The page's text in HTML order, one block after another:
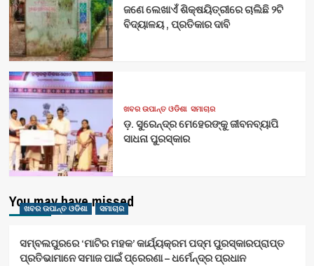
ଜଣେ ଲେଖାଏଁ ଶିକ୍ଷୟିତ୍ରୀରେ ଚାଲିଛି ୨ଟି
ବିଦ୍ୟାଳୟ , ପ୍ରତିକାର ଦାବି
ଖବର ଉପାନ୍ତ ଓଡିଶା ସମାଚାର
ଡ଼. ସୁରେନ୍ଦ୍ର ମେହେରଙ୍କୁ ଜୀବନବ୍ୟାପି
ସାଧନା ପୁରସ୍କାର
You may have missed
ଖବର ଉପାନ୍ତ ଓଡିଶା ସମାଚାର
ସମ୍ବଲପୁରରେ ‘ମାଟିର ମହକ’ କାର୍ଯ୍ୟକ୍ରମ ପଦ୍ମ ପୁରସ୍କାରପ୍ରାପ୍ତ
ପ୍ରତିଭାମାନେ ସମାଜ ପାଇଁ ପ୍ରେରଣା – ଧର୍ମେନ୍ଦ୍ର ପ୍ରଧାନ